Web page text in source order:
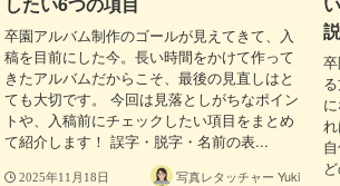
卒園アルバム制作のゴールが見えてきて、入
稿を目前にした今。長い時間をかけて作って
きたアルバムだからこそ、最後の見直しはと
ても大切です。 今回は見落としがちなポイン
トや、入稿前にチェックしたい項目をまとめ
て紹介します！ 誤字・脱字・名前の表...
2025年11月18日 写真レタッチャー Yuki